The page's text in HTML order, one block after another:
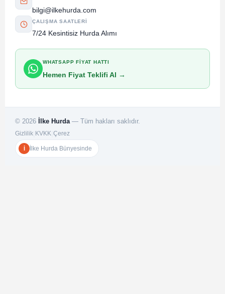
bilgi@ilkehurda.com
ÇALIŞMA SAATLERI
7/24 Kesintisiz Hurda Alımı
WHATSAPP FIYAT HATTI
Hemen Fiyat Teklifi Al →
© 2026 İlke Hurda— Tüm hakları saklıdır.
Gizlilik KVKK Çerez
İ İlke Hurda Bünyesinde